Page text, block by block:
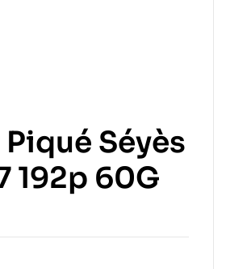
Séyès
192p 60G